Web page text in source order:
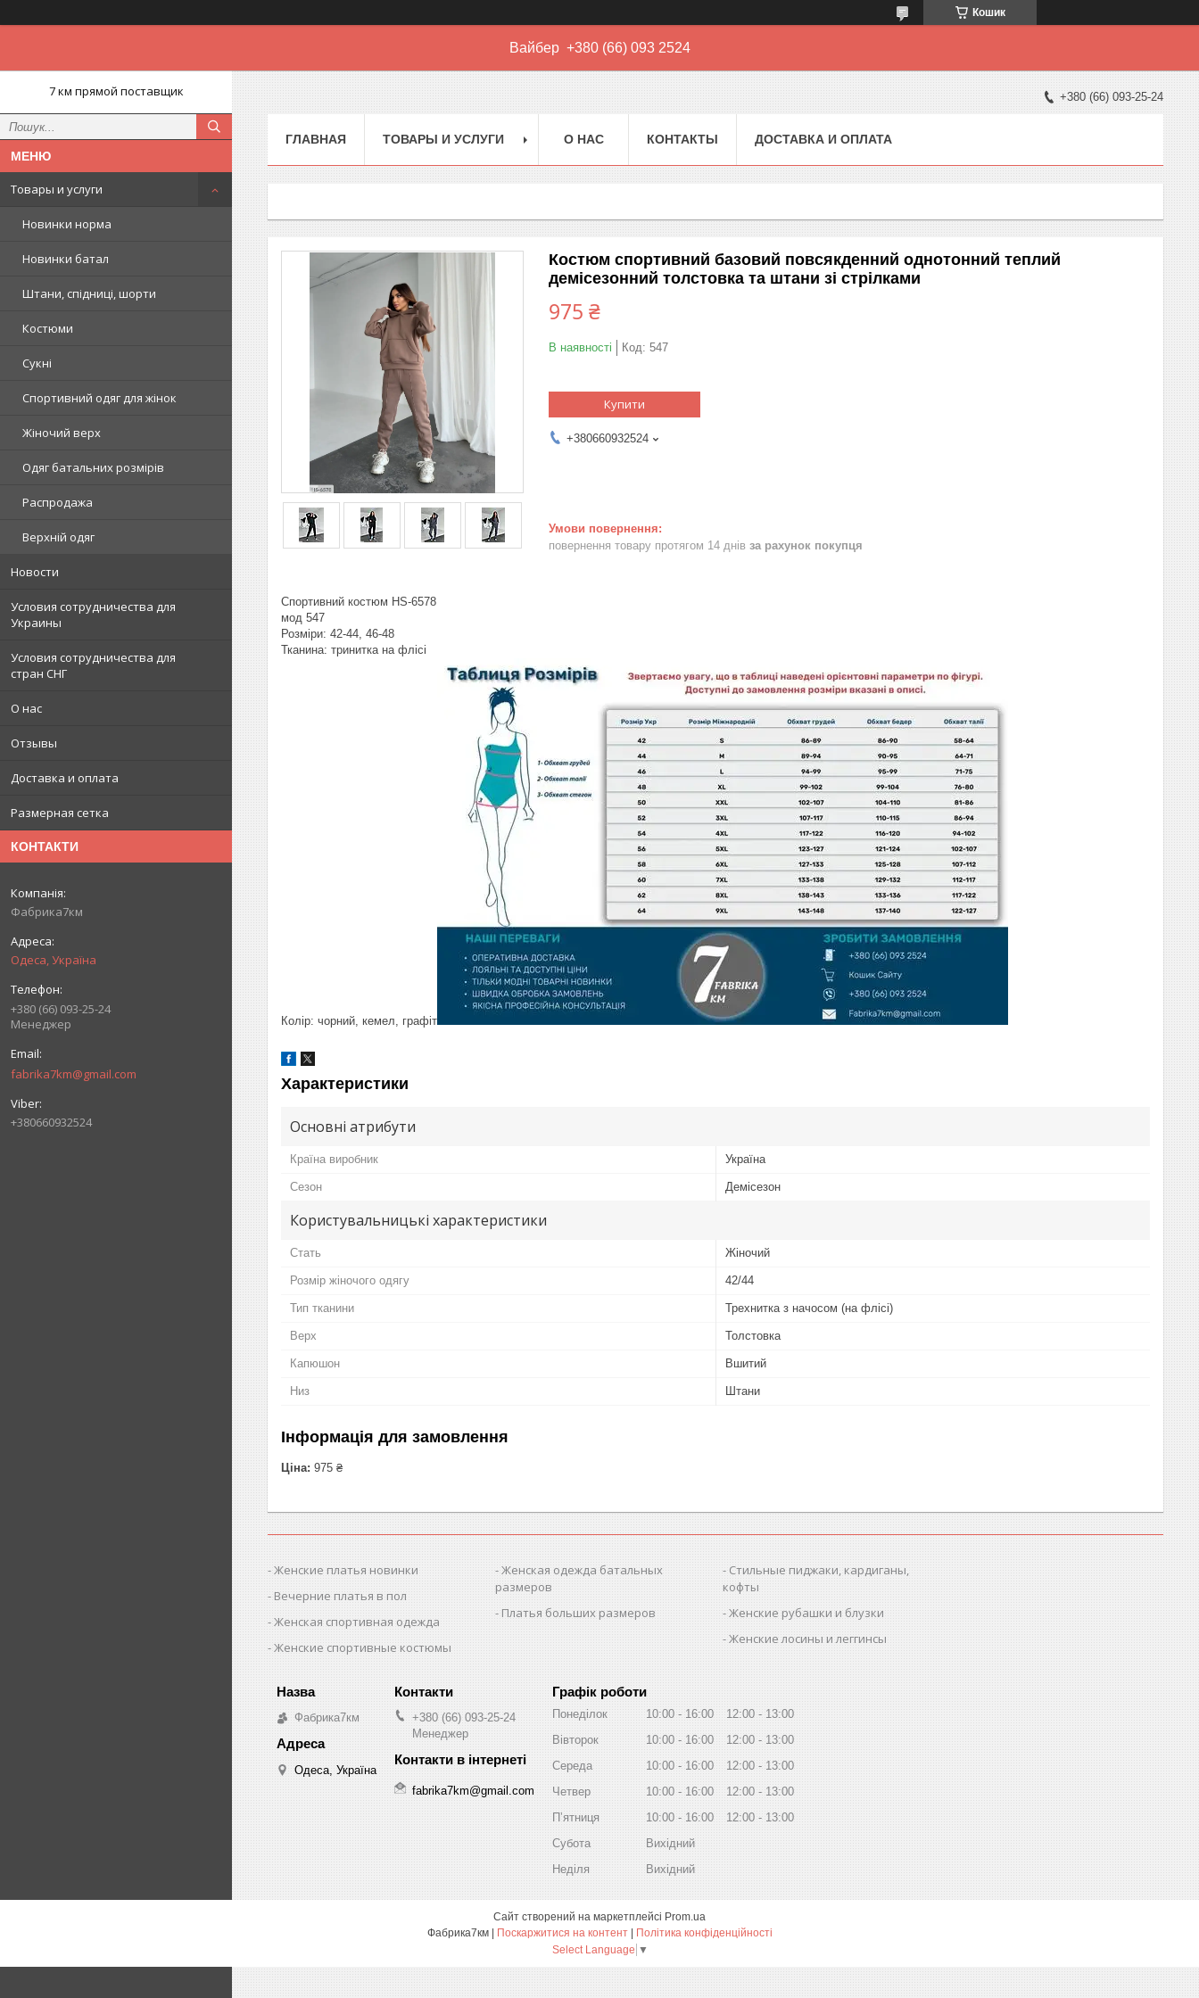
Кошик
Вайбер +380 (66) 093 2524
7 км прямой поставщик
Товары и услуги
Новинки норма
Новинки батал
Штани, спідниці, шорти
Костюми
Сукні
Спортивний одяг для жінок
Жіночий верх
Одяг батальних розмірів
Распродажа
Верхній одяг
Новости
Условия сотрудничества для
Украины
Условия сотрудничества для
стран СНГ
О нас
Отзывы
Доставка и оплата
Размерная сетка
КОНТАКТИ
Фабрика7км
Одеса, Україна
+380 (66) 093-25-24
Менеджер
fabrika7km@gmail.com
+380660932524
+380 (66) 093-25-24
ГЛАВНАЯ ТОВАРЫ И УСЛУГИ О НАС КОНТАКТЫ ДОСТАВКА И ОПЛАТА
Костюм спортивний базовий повсякденний однотонний теплий
демісезонний толстовка та штани зі стрілками
975 ₴
В наявності Код: 547
Купити
+380660932524
повернення товару протягом 14 днів за рахунок покупця
Спортивний костюм HS-6578
мод 547
Розміри: 42-44, 46-48
Тканина: тринитка на флісі
Колір: чорний, кемел, графіт
Характеристики
Основні атрибути
Країна виробник Україна
Сезон Демісезон
Користувальницькі характеристики
Стать Жіночий
Розмір жіночого одягу 42/44
Тип тканини Трехнитка з начосом (на флісі)
Верх Толстовка
Капюшон Вшитий
Низ Штани
Інформація для замовлення
Ціна: 975 ₴
Женские платья новинки
Вечерние платья в пол
Женская спортивная одежда
Женские спортивные костюмы
Женская одежда батальных
размеров
Платья больших размеров
Стильные пиджаки, кардиганы,
кофты
Женские рубашки и блузки
Женские лосины и леггинсы
Фабрика7км
Одеса, Україна
+380 (66) 093-25-24
Менеджер
fabrika7km@gmail.com
Графік роботи
Понеділок 10:00 16:00 12:00
13:00
Вівторок
10:00 16:00 12:00
13:00
Середа
10:00 16:00 12:00
13:00
Четвер
10:00 16:00 12:00
13:00
Пʼятниця
10:00 16:00 12:00
13:00
Субота
Вихідний
Неділя
Вихідний
Сайт створений на маркетплейсі Prom.ua
Поскаржитися на контент
Політика конфіденційності
Select Language ▼